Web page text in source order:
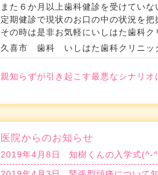
また６か月以上歯科健診を受けてい
定期健診で現状のお口の中の状況を把
その時は是非お気軽にいしはた歯科ク
久喜市 歯科 いしはた歯科クリニ
親知らずが引き起こす最悪なシナリオ
医院からのお知らせ
2019年4月8日
知樹くんの入学式(^-